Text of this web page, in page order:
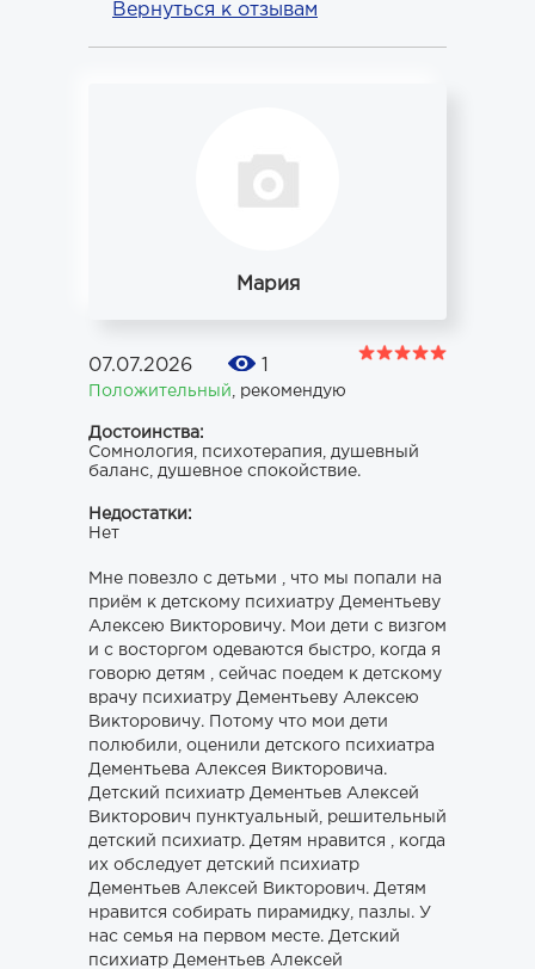
Вернуться к отзывам
Мария
07.07.2026
Положительный рекомендую
Достоинства:
Сомнология, психотерапия, душевный
баланс, душевное спокойствие.
Недостатки:
Нет
Мне повезло с детьми , что мы попали на
приём к детскому психиатру Дементьеву
Алексею Викторовичу. Мои дети с визгом
и с восторгом одеваются быстро, когда я
говорю детям , сейчас поедем к детскому
врачу психиатру Дементьеву Алексею
Викторовичу. Потому что мои дети
полюбили, оценили детского психиатра
Дементьева Алексея Викторовича.
Детский психиатр Дементьев Алексей
Викторович пунктуальный, решительный
детский психиатр. Детям нравится , когда
их обследует детский психиатр
Дементьев Алексей Викторович. Детям
нравится собирать пирамидку, пазлы. У
нас семья на первом месте. Детский
психиатр Дементьев Алексей